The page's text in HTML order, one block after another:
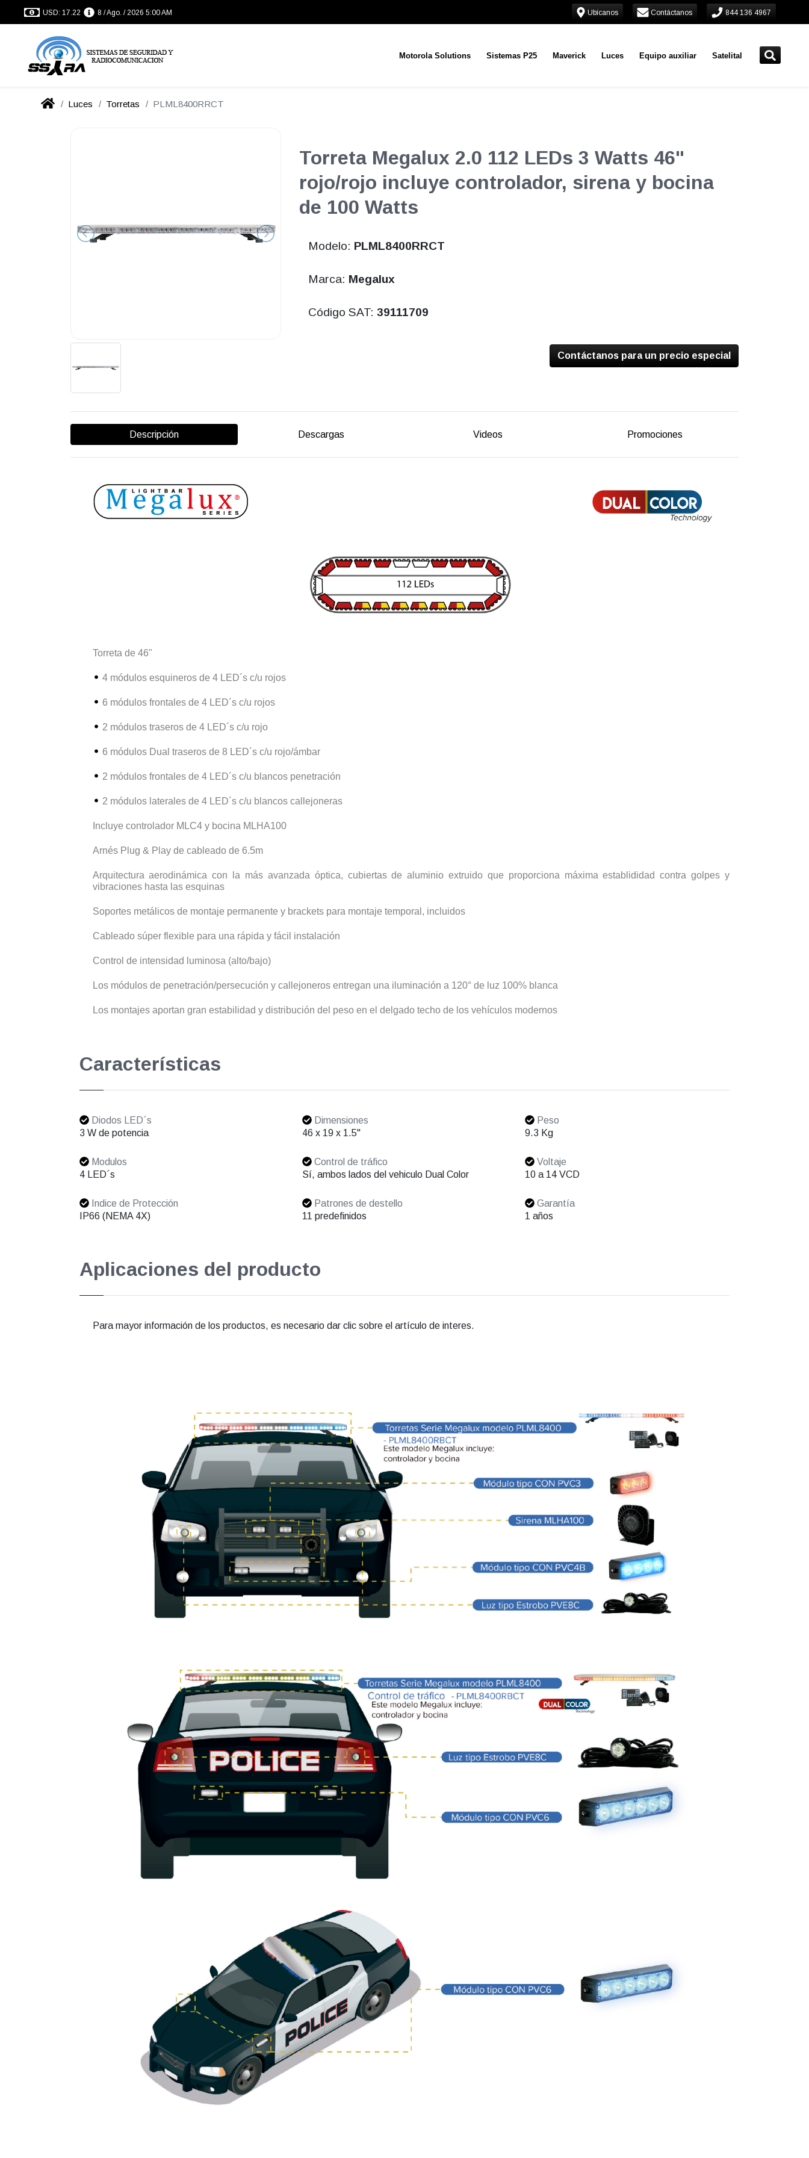
USD: 17.22 8 / Ago. / 2026 5:00 AM Ubícanos Contáctanos 844 136 4967
Motorola Solutions Sistemas P25 Maverick Luces Equipo auxiliar Satelital
Luces Torretas PLML8400RRCT
Torreta Megalux 2.0 112 LEDs 3 Watts 46"
rojo/rojo incluye controlador, sirena y bocina
de 100 Watts
Modelo: PLML8400RRCT
Marca: Megalux
Código SAT: 39111709
Contáctanos para un precio especial
Descripción Descargas Videos Promociones
Torreta de 46"
4 módulos esquineros de 4 LED´s c/u rojos
6 módulos frontales de 4 LED´s c/u rojos
2 módulos traseros de 4 LED´s c/u rojo
6 módulos Dual traseros de 8 LED´s c/u rojo/ámbar
2 módulos frontales de 4 LED´s c/u blancos penetración
2 módulos laterales de 4 LED´s c/u blancos callejoneras
Incluye controlador MLC4 y bocina MLHA100
Arnés Plug & Play de cableado de 6.5m
Arquitectura aerodinámica con la más avanzada óptica, cubiertas de aluminio extruido que proporciona máxima establididad contra golpes y
vibraciones hasta las esquinas
Soportes metálicos de montaje permanente y brackets para montaje temporal, incluidos
Cableado súper flexible para una rápida y fácil instalación
Control de intensidad luminosa (alto/bajo)
Los módulos de penetración/persecución y callejoneros entregan una iluminación a 120° de luz 100% blanca
Los montajes aportan gran estabilidad y distribución del peso en el delgado techo de los vehículos modernos
Características
Diodos LED´s
3 W de potencia
Dimensiones
46 x 19 x 1.5"
Peso
9.3 Kg
Modulos
4 LED´s
Control de tráfico
Sí, ambos lados del vehiculo Dual Color
Voltaje
10 a 14 VCD
Indice de Protección
IP66 (NEMA 4X)
Patrones de destello
11 predefinidos
Garantía
1 años
Aplicaciones del producto
Para mayor información de los productos, es necesario dar clic sobre el artículo de interes.